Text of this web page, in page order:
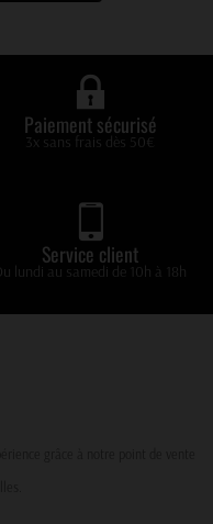
Paiement sécurisé
3x sans frais dès 50€
Service client
Du lundi au samedi de 10h à 18h